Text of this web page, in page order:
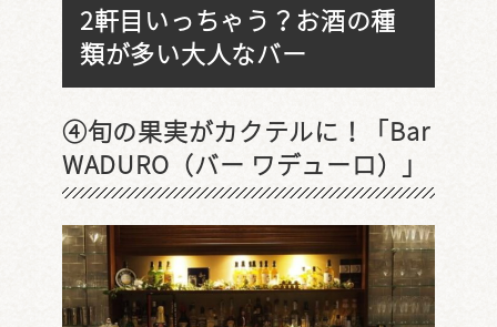
2軒目いっちゃう？お酒の種
類が多い大人なバー
④旬の果実がカクテルに！「Bar
WADURO（バー ワデューロ）」